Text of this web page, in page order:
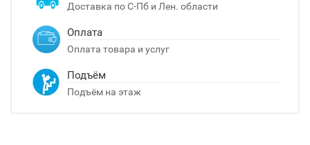
Доставка по С-Пб и Лен. области
Оплата
Оплата товара и услуг
Подъём
Подъём на этаж